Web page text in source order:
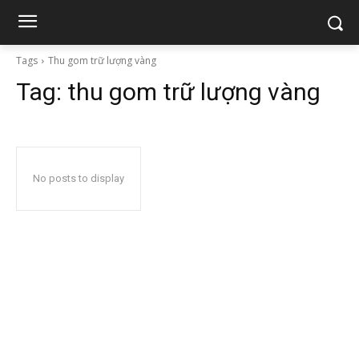
Tags Thu gom trữ lượng vàng
Tag: thu gom trữ lượng vàng
No posts to display